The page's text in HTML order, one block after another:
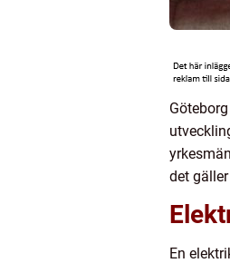
det
En